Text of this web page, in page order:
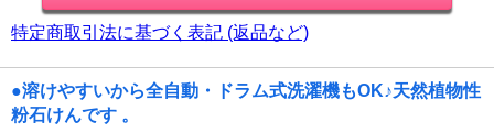
特定商取引法に基づく表記 (返品など)
●溶けやすいから全自動・ドラム式洗濯機もOK♪天然植物性
粉石けんです 。